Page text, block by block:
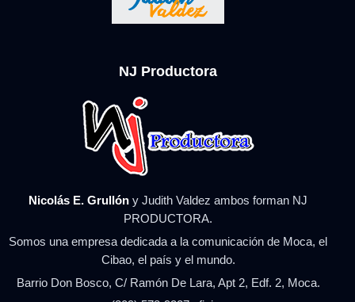
NJ Productora
Nicolás E. Grullón y Judith Valdez ambos forman NJ
PRODUCTORA.
Somos una empresa dedicada a la comunicación de Moca, el
Cibao, el país y el mundo.
Barrio Don Bosco, C/ Ramón De Lara, Apt 2, Edf. 2, Moca.